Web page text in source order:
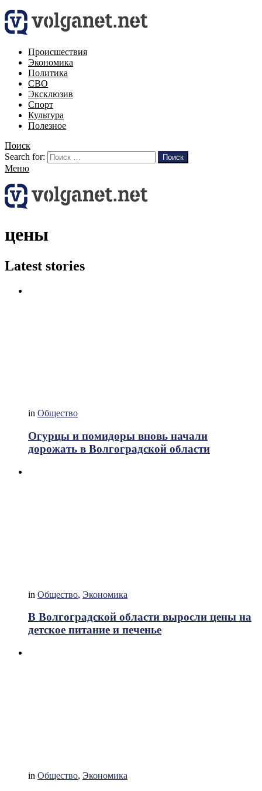
Происшествия
Экономика
Политика
СВО
Эксклюзив
Спорт
Культура
Полезное
Поиск
Search for:
Поиск
Меню
цены
Latest stories
in Общество
Огурцы и помидоры вновь начали
дорожать в Волгоградской области
in Общество, Экономика
В Волгоградской области выросли цены на
детское питание и печенье
in Общество, Экономика